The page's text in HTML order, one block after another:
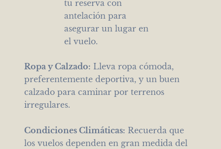
tu reserva con
antelación para
asegurar un lugar en
el vuelo.
Ropa y Calzado: Lleva ropa cómoda,
preferentemente deportiva, y un buen
calzado para caminar por terrenos
irregulares.
Condiciones Climáticas: Recuerda que
los vuelos dependen en gran medida del